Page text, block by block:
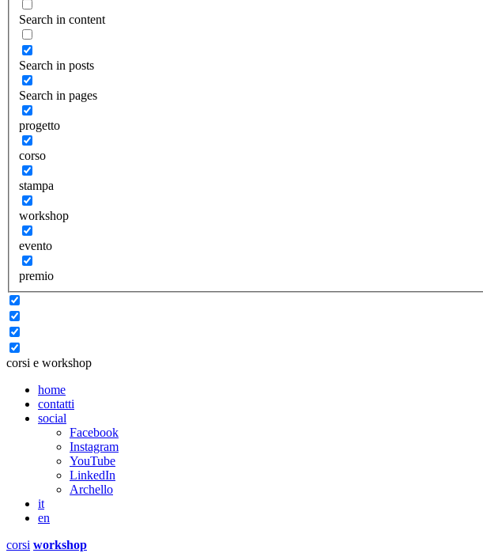
Search in content
Search in posts
Search in pages
progetto
corso
stampa
workshop
evento
premio
corsi e workshop
home
contatti
social
Facebook
Instagram
YouTube
LinkedIn
Archello
it
en
corsi workshop